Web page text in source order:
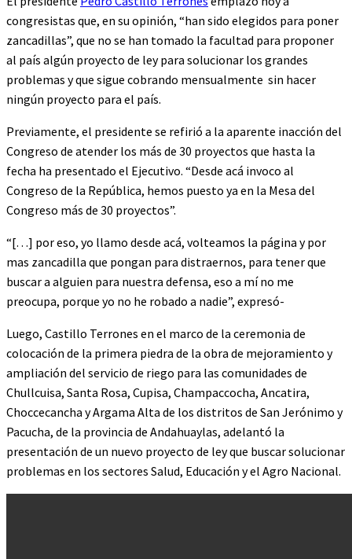
congresistas que, en su opinión, “han sido elegidos para poner
zancadillas”, que no se han tomado la facultad para proponer
al país algún proyecto de ley para solucionar los grandes
problemas y que sigue cobrando mensualmente sin hacer
ningún proyecto para el país.
Previamente, el presidente se refirió a la aparente inacción del
Congreso de atender los más de 30 proyectos que hasta la
fecha ha presentado el Ejecutivo. “Desde acá invoco al
Congreso de la República, hemos puesto ya en la Mesa del
Congreso más de 30 proyectos”.
“[…] por eso, yo llamo desde acá, volteamos la página y por
mas zancadilla que pongan para distraernos, para tener que
buscar a alguien para nuestra defensa, eso a mí no me
preocupa, porque yo no he robado a nadie”, expresó-
Luego, Castillo Terrones en el marco de la ceremonia de
colocación de la primera piedra de la obra de mejoramiento y
ampliación del servicio de riego para las comunidades de
Chullcuisa, Santa Rosa, Cupisa, Champaccocha, Ancatira,
Choccecancha y Argama Alta de los distritos de San Jerónimo y
Pacucha, de la provincia de Andahuaylas, adelantó la
presentación de un nuevo proyecto de ley que buscar solucionar
problemas en los sectores Salud, Educación y el Agro Nacional.